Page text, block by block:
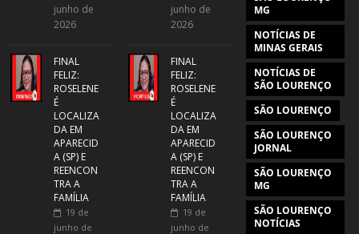
junho de
2026
FINAL
FELIZ:
ROSELENE
É
LOCALIZA
DA EM
APARECID
A (SP) E
REENCON
TRA A
FAMÍLIA
19 de
junho de
junho de
2026
FINAL
FELIZ:
ROSELENE
É
LOCALIZA
DA EM
APARECID
A (SP) E
REENCON
TRA A
FAMÍLIA
19 de
junho de
MG
NOTÍCIAS DE
MINAS GERAIS
NOTÍCIAS DE
SÃO LOURENÇO
SÃO LOURENÇO
SÃO LOURENÇO
JORNAL
SÃO LOURENÇO
MG
SÃO LOURENÇO
NOTÍCIAS